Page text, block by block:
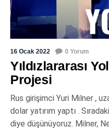
16 Ocak 2022 0 Yorum
Yıldızlararası
Projesi
Rus girişimci Yuri Milner ,
dolar yatırım yaptı .
diye düşünüyoruz. Milner,